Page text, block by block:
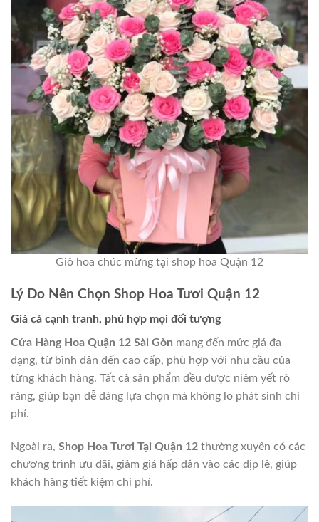
Giỏ hoa chúc mừng tại shop hoa Quận 12
Lý Do Nên Chọn Shop Hoa Tươi Quận 12
Giá cả cạnh tranh, phù hợp mọi đối tượng
Cửa Hàng Hoa Quận 12 Sài Gòn mang đến mức giá đa
dạng, từ bình dân đến cao cấp, phù hợp với nhu cầu của
từng khách hàng. Tất cả sản phẩm đều được niêm yết rõ
ràng, giúp bạn dễ dàng lựa chọn mà không lo phát sinh chi
phí.
Ngoài ra, Shop Hoa Tươi Tại Quận 12 thường xuyên có các
chương trình ưu đãi, giảm giá hấp dẫn vào các dịp lễ, giúp
khách hàng tiết kiệm chi phí.